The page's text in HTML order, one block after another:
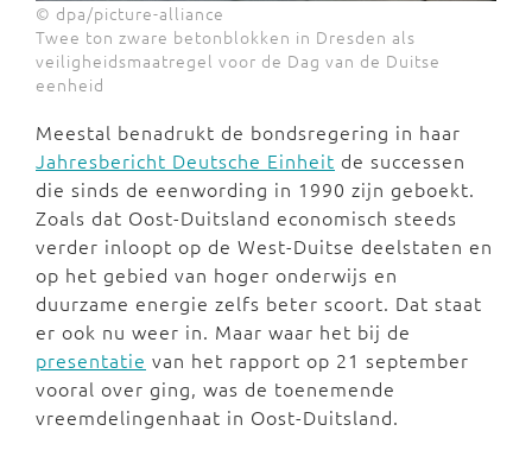
© dpa/picture-alliance
Twee ton zware betonblokken in Dresden als
veiligheidsmaatregel voor de Dag van de Duitse
eenheid
Meestal benadrukt de bondsregering in haar
Jahresbericht Deutsche Einheit de successen
die sinds de eenwording in 1990 zijn geboekt.
Zoals dat Oost-Duitsland economisch steeds
verder inloopt op de West-Duitse deelstaten en
op het gebied van hoger onderwijs en
duurzame energie zelfs beter scoort. Dat staat
er ook nu weer in. Maar waar het bij de
presentatie van het rapport op 21 september
vooral over ging, was de toenemende
vreemdelingenhaat in Oost-Duitsland.